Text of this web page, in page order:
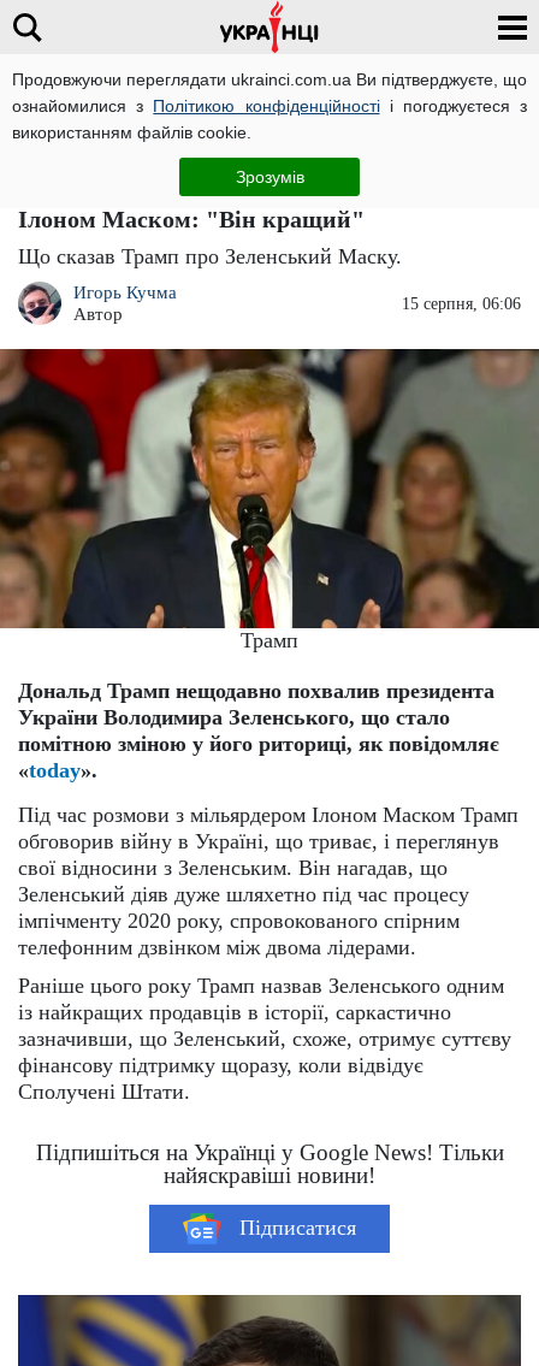
Продовжуючи переглядати ukrainci.com.ua Ви підтверджуєте, що
ознайомилися з Політикою конфіденційностіі погоджуєтеся з
використанням файлів cookie.
Зрозумів
Політика
Дональд Трамп почав захоплюватися
Володимиром Зеленським і заявив це перед
Ілоном Маском: "Він кращий"
Що сказав Трамп про Зеленський Маску.
Игорь Кучма
Автор
15 серпня, 06:06
Трамп
Дональд Трамп нещодавно похвалив президента
України Володимира Зеленського, що стало
помітною зміною у його риториці, як повідомляє
«today».
Під час розмови з мільярдером Ілоном Маском Трамп
обговорив війну в Україні, що триває, і переглянув
свої відносини з Зеленським. Він нагадав, що
Зеленський діяв дуже шляхетно під час процесу
імпічменту 2020 року, спровокованого спірним
телефонним дзвінком між двома лідерами.
Раніше цього року Трамп назвав Зеленського одним
із найкращих продавців в історії, саркастично
зазначивши, що Зеленський, схоже, отримує суттєву
фінансову підтримку щоразу, коли відвідує
Сполучені Штати.
Підпишіться на Українці у Google News! Тільки
найяскравіші новини!
Підписатися